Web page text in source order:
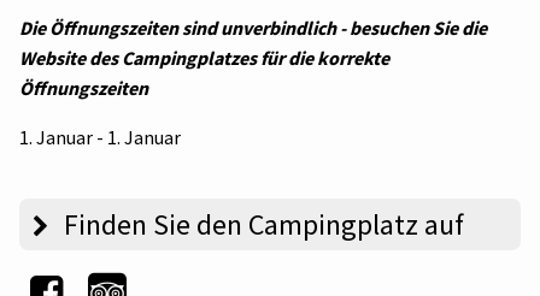
Die Öffnungszeiten sind unverbindlich - besuchen Sie die
Website des Campingplatzes für die korrekte
Öffnungszeiten
1. Januar - 1. Januar
Finden Sie den Campingplatz auf